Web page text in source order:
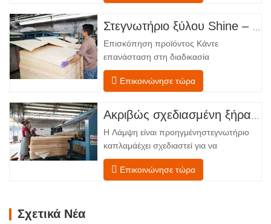
από την τροφοδοσία έως την
εκφόρτωση. Τμήμα Τροφοδοσίας –
Εξοπλισμένο με έναν μεταφορέα
τροφοδοσίας και έναν μηχανισμό…
Επισκόπηση προϊόντος Κάντε
επανάσταση στη διαδικασία
στεγνώματος του καπλαμά σας με την
προηγμένη τεχνολογία Shenghuai Ο
καπλαμά αντιπροσωπεύει μια σημαντική
ανακάλυψη καπλαμάς ξύλουτεχνολογία
επεξεργασίας. Σχεδιασμένο για
κατασκευαστές κόντρα πλακέ,
εργοστάσια καπλαμά…
Επικοινώνησε τώρα
Η Λάμψη είναι προηγμένηστεγνωτήριο
καπλαμάέχει σχεδιαστεί για να
αντιμετωπίζει τις πιο συνηθισμένες
προκλήσεις σεστέγνωμα καπλαμά:
Επικοινώνησε τώρα
Σχετικά Νέα